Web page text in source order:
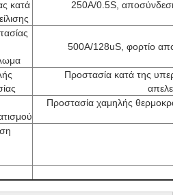
κατά
250A/0.5S, αποσύνδεση
500A/128uS, φορτίο
Προστασία κατά της
Προστασία χαμηλής